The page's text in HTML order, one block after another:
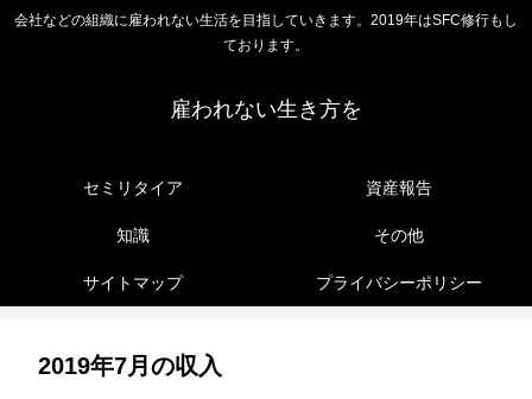
会社などの組織に雇われない生活を目指していきます。2019年はSFC修行もし
ております。
雇われない生き方を
セミリタイア 資産報告
知識 その他
サイトマップ プライバシーポリシー
2019年7月の収入